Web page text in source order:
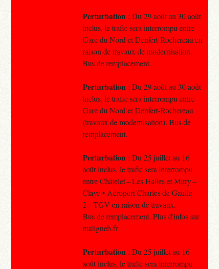
Perturbation : Du 29 août au 30 août
inclus, le trafic sera interrompu entre
Gare du Nord et Denfert-Rochereau en
raison de travaux de modernisation.
Bus de remplacement.
Perturbation : Du 29 août au 30 août
inclus, le trafic sera interrompu entre
Gare du Nord et Denfert-Rochereau
(travaux de modernisation). Bus de
remplacement.
Perturbation : Du 25 juillet au 16
août inclus, le trafic sera interrompu
entre Châtelet – Les Halles et Mitry –
Claye • Aéroport Charles de Gaulle
2 – TGV en raison de travaux.
Bus de remplacement. Plus d'infos sur
maligneb.fr
Perturbation : Du 25 juillet au 16
août inclus, le trafic sera interrompu